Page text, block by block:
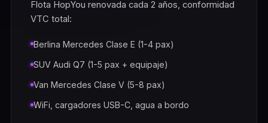
Flota HopYou renovada cada 2 años, conformidad
VTC total:
Berlina Mercedes Clase E (1-4 pax)
SUV Audi Q7 (1-5 pax + equipaje)
Van Mercedes Clase V (5-8 pax)
WiFi, cargadores USB-C, agua a bordo